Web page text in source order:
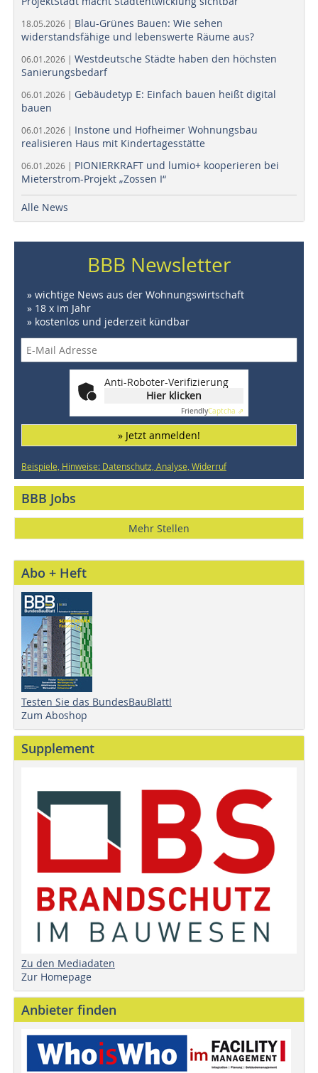
18.05.2026 | Blau-Grünes Bauen: Wie sehen
widerstandsfähige und lebenswerte Räume aus?
06.01.2026 | Westdeutsche Städte haben den höchsten
Sanierungsbedarf
06.01.2026 | Gebäudetyp E: Einfach bauen heißt digital
bauen
06.01.2026 | Instone und Hofheimer Wohnungsbau
realisieren Haus mit Kindertagesstätte
06.01.2026 | PIONIERKRAFT und lumio+ kooperieren bei
Mieterstrom-Projekt „Zossen I“
Alle News
BBB Newsletter
» wichtige News aus der Wohnungswirtschaft
» 18 x im Jahr
» kostenlos und jederzeit kündbar
Anti-Roboter-Verifizierung
Hier klicken
FriendlyCaptcha ⇗
» Jetzt anmelden!
Beispiele, Hinweise: Datenschutz, Analyse, Widerruf
BBB Jobs
Mehr Stellen
Abo + Heft
Testen Sie das BundesBauBlatt!
Zum Aboshop
Supplement
Zu den Mediadaten
Zur Homepage
Anbieter finden